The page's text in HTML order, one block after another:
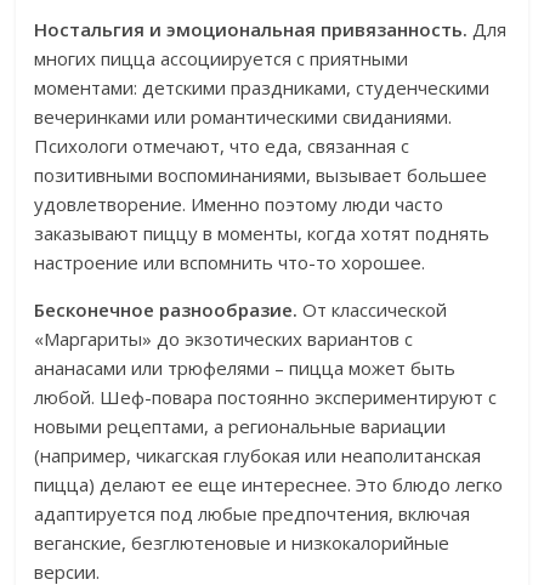
Ностальгия и эмоциональная привязанность. Для
многих пицца ассоциируется с приятными
моментами: детскими праздниками, студенческими
вечеринками или романтическими свиданиями.
Психологи отмечают, что еда, связанная с
позитивными воспоминаниями, вызывает большее
удовлетворение. Именно поэтому люди часто
заказывают пиццу в моменты, когда хотят поднять
настроение или вспомнить что-то хорошее.
Бесконечное разнообразие. От классической
«Маргариты» до экзотических вариантов с
ананасами или трюфелями – пицца может быть
любой. Шеф-повара постоянно экспериментируют с
новыми рецептами, а региональные вариации
(например, чикагская глубокая или неаполитанская
пицца) делают ее еще интереснее. Это блюдо легко
адаптируется под любые предпочтения, включая
веганские, безглютеновые и низкокалорийные
версии.